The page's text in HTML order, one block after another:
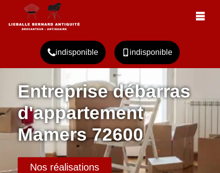
indisponible indisponible
Entreprise débarras
d'appartement
Mamers 72600
Nos réalisations